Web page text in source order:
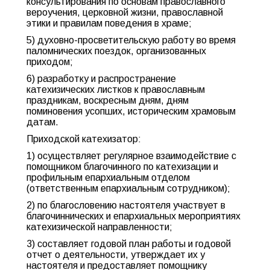
вероучения, церковной жизни, православной
этики и правилам поведения в храме;
5) духовно-просветительскую работу во время
паломнических поездок, организованных
приходом;
6) разработку и распространение
катехизических листков к православным
праздникам, воскресным дням, дням
поминовения усопших, историческим храмовым
датам.
Приходской катехизатор:
1) осуществляет регулярное взаимодействие с
помощником благочинного по катехизации и
профильным епархиальным отделом
(ответственным епархиальным сотрудником);
2) по благословению настоятеля участвует в
благочиннических и епархиальных мероприятиях
катехизической направленности;
3) составляет годовой план работы и годовой
отчет о деятельности, утверждает их у
настоятеля и предоставляет помощнику